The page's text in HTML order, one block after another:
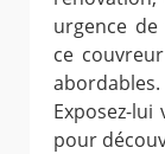
urgence
ce
Exposez-
pour